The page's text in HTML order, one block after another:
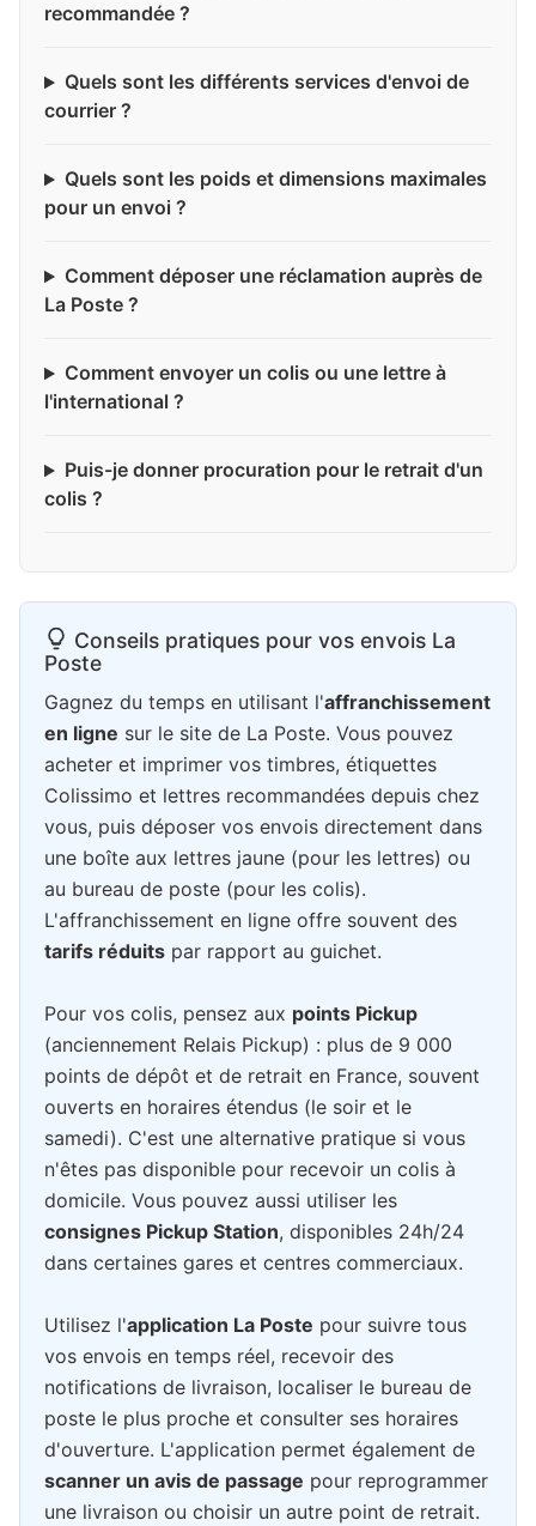
recommandée ?
Quels sont les différents services d'envoi de
courrier ?
Quels sont les poids et dimensions maximales
pour un envoi ?
Comment déposer une réclamation auprès de
La Poste ?
Comment envoyer un colis ou une lettre à
l'international ?
Puis-je donner procuration pour le retrait d'un
colis ?
Conseils pratiques pour vos envois La
Poste
Gagnez du temps en utilisant l'affranchissement
en ligne sur le site de La Poste. Vous pouvez
acheter et imprimer vos timbres, étiquettes
Colissimo et lettres recommandées depuis chez
vous, puis déposer vos envois directement dans
une boîte aux lettres jaune (pour les lettres) ou
au bureau de poste (pour les colis).
L'affranchissement en ligne offre souvent des
tarifs réduits par rapport au guichet.
Pour vos colis, pensez aux points Pickup
(anciennement Relais Pickup) : plus de 9 000
points de dépôt et de retrait en France, souvent
ouverts en horaires étendus (le soir et le
samedi). C'est une alternative pratique si vous
n'êtes pas disponible pour recevoir un colis à
domicile. Vous pouvez aussi utiliser les
consignes Pickup Station, disponibles 24h/24
dans certaines gares et centres commerciaux.
Utilisez l'application La Poste pour suivre tous
vos envois en temps réel, recevoir des
notifications de livraison, localiser le bureau de
poste le plus proche et consulter ses horaires
d'ouverture. L'application permet également de
scanner un avis de passage pour reprogrammer
une livraison ou choisir un autre point de retrait.